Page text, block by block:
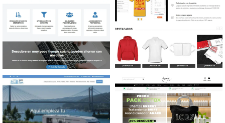
Diseño web Asesor energía
Diseño tienda online
Productos personalizados